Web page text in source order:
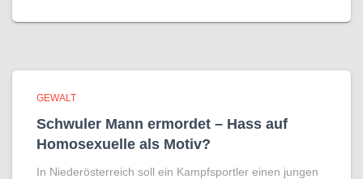
GEWALT
Schwuler Mann ermordet – Hass auf
Homo­sexuelle als Motiv?
In Niederösterreich soll ein Kampfsportler einen jungen